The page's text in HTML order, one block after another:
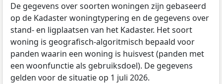
De gegevens over soorten woningen zijn gebaseerd
op de Kadaster woningtypering en de gegevens over
stand- en ligplaatsen van het Kadaster. Het soort
woning is geografisch-algoritmisch bepaald voor
panden waarin een woning is huisvest (panden met
een woonfunctie als gebruiksdoel). De gegevens
gelden voor de situatie op 1 juli 2026.